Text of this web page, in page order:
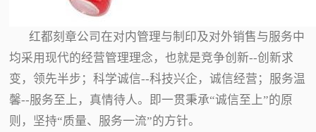
红都刻章公司在对内管理与制印及对外销售与服务中
均采用现代的经营管理理念，也就是竞争创新--创新求
变，领先半步；科学诚信--科技兴企，诚信经营；服务温
馨--服务至上，真情待人。即一贯秉承“诚信至上”的原
则，坚持“质量、服务一流”的方针。